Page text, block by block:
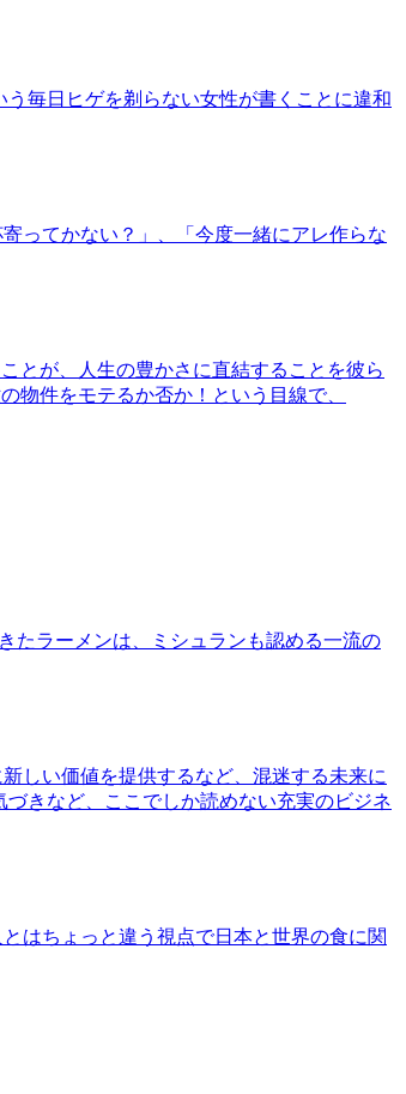
毎日ヒゲを剃らない女性が書くことに違和
ってかない？」、「今度一緒にアレ作らな
とが、人生の豊かさに直結することを彼ら
物件をモテるか否か！という目線で、
たラーメンは、ミシュランも認める一流の
しい価値を提供するなど、混迷する未来に
きなど、ここでしか読めない充実のビジネ
はちょっと違う視点で日本と世界の食に関